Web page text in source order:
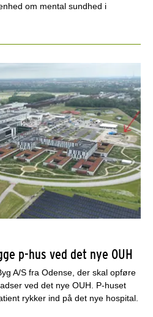
om mental sundhed i
p-hus ved det nye OUH
A/S fra Odense, der skal opføre
ved det nye OUH. P-huset
rykker ind på det nye hospital.